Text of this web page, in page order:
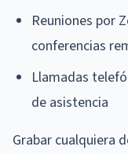
Reuniones por
conferencias
Llamadas
de asistencia
Grabar cualquiera